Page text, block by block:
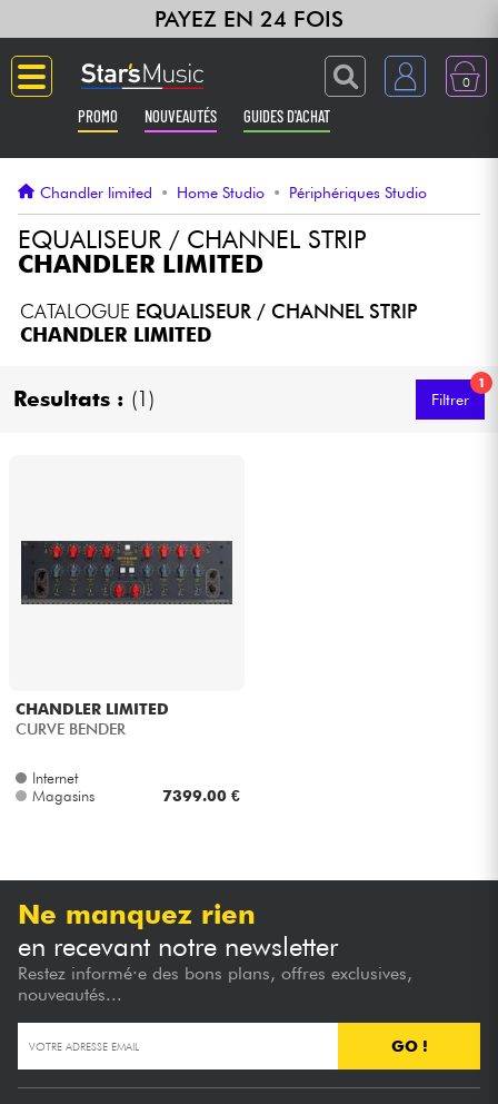
PAYEZ EN 24 FOIS
0
PROMO NOUVEAUTÉS GUIDES D'ACHAT
Guitares & Basses
Claviers & Pianos
Synthés & Sampleurs
Micros & HF
Violons & Quatuor
Eveil Musical
Câbles & Access.
Chandler limited • Home Studio • Périphériques Studio
EQUALISEUR / CHANNEL STRIP
CHANDLER LIMITED
CATALOGUE EQUALISEUR / CHANNEL STRIP
CHANDLER LIMITED
Resultats : (1)
1
Filtrer
CHANDLER LIMITED
CURVE BENDER
Internet
Magasins
7399.00 €
Ne manquez rien
en recevant notre newsletter
Restez informé·e des bons plans, offres exclusives,
nouveautés...
GO !